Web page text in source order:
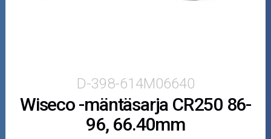
Öljyt ja kemikaalit
D-398-614M06640
Wiseco -mäntäsarja CR250 86-
96, 66.40mm